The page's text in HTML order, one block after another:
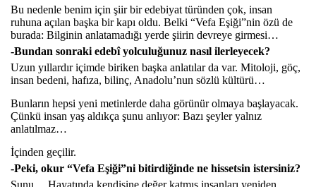
Bu nedenle benim için şiir bir edebiyat türünden çok, insan
ruhuna açılan başka bir kapı oldu. Belki “Vefa Eşiği”nin özü de
burada: Bilginin anlatamadığı yerde şiirin devreye girmesi…
-Bundan sonraki edebî yolculuğunuz nasıl ilerleyecek?
Uzun yıllardır içimde biriken başka anlatılar da var. Mitoloji, göç,
insan bedeni, hafıza, bilinç, Anadolu’nun sözlü kültürü…
Bunların hepsi yeni metinlerde daha görünür olmaya başlayacak.
Çünkü insan yaş aldıkça şunu anlıyor: Bazı şeyler yalnız
anlatılmaz…
İçinden geçilir.
-Peki, okur “Vefa Eşiği”ni bitirdiğinde ne hissetsin istersiniz?
Şunu… Hayatında kendisine değer katmış insanları yeniden